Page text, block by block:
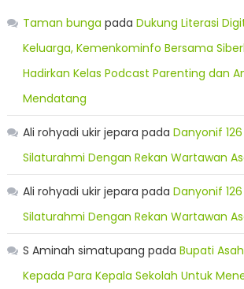
Taman bunga pada Dukung Literasi
Keluarga, Kemenkominfo Bersama
Hadirkan Kelas Podcast Parenting dan
Mendatang
Ali rohyadi ukir jepara pada Danyonif
Silaturahmi Dengan Rekan Wartawan
Ali rohyadi ukir jepara pada Danyonif
Silaturahmi Dengan Rekan Wartawan
S Aminah simatupang pada Bupati
Kepada Para Kepala Sekolah Untuk